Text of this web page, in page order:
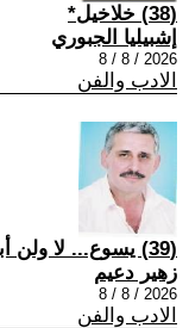
(38) خلاخيل*
إشبيليا الجبوري
2026 / 8 / 8
الادب والفن
(39) يسوع... لا ولن أبدّلك بكلّ مجد الدنيا
زهير دعيم
2026 / 8 / 8
الادب والفن